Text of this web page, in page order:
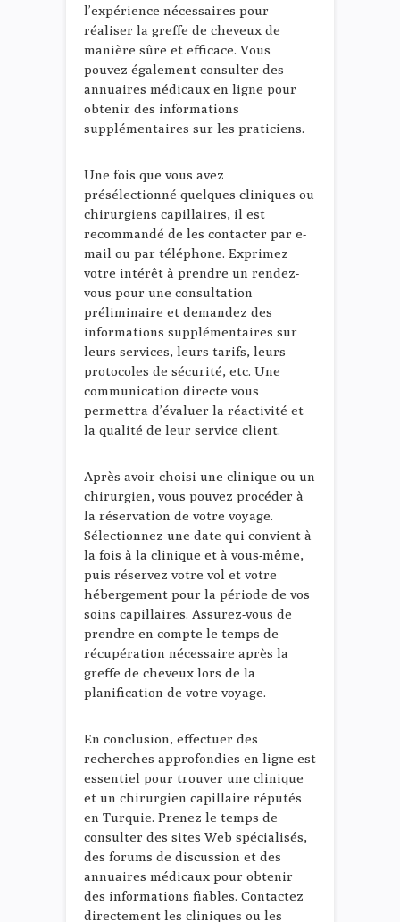
l’expérience nécessaires pour
réaliser la greffe de cheveux de
manière sûre et efficace. Vous
pouvez également consulter des
annuaires médicaux en ligne pour
obtenir des informations
supplémentaires sur les praticiens.
Une fois que vous avez
présélectionné quelques cliniques ou
chirurgiens capillaires, il est
recommandé de les contacter par e-
mail ou par téléphone. Exprimez
votre intérêt à prendre un rendez-
vous pour une consultation
préliminaire et demandez des
informations supplémentaires sur
leurs services, leurs tarifs, leurs
protocoles de sécurité, etc. Une
communication directe vous
permettra d’évaluer la réactivité et
la qualité de leur service client.
Après avoir choisi une clinique ou un
chirurgien, vous pouvez procéder à
la réservation de votre voyage.
Sélectionnez une date qui convient à
la fois à la clinique et à vous-même,
puis réservez votre vol et votre
hébergement pour la période de vos
soins capillaires. Assurez-vous de
prendre en compte le temps de
récupération nécessaire après la
greffe de cheveux lors de la
planification de votre voyage.
En conclusion, effectuer des
recherches approfondies en ligne est
essentiel pour trouver une clinique
et un chirurgien capillaire réputés
en Turquie. Prenez le temps de
consulter des sites Web spécialisés,
des forums de discussion et des
annuaires médicaux pour obtenir
des informations fiables. Contactez
directement les cliniques ou les